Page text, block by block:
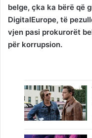
belge, çka ka bërë që
DigitalEurope, të
vjen pasi prokurorët
për korrupsion.